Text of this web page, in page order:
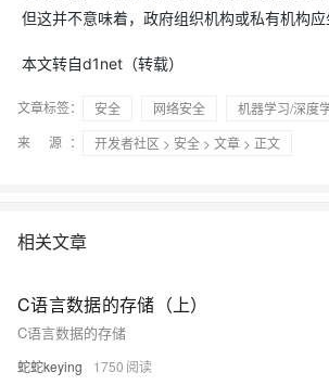
但这并不意味着，政府组织机构或私有机构应
本文转自d1net（转载）
文章标签： 安全 网络安全
机器学习/深度
来 源：
开发者社区 > 安全 > 文章 > 正文
相关文章
C语言数据的存储（上）
C语言数据的存储
蛇蛇keying 1750